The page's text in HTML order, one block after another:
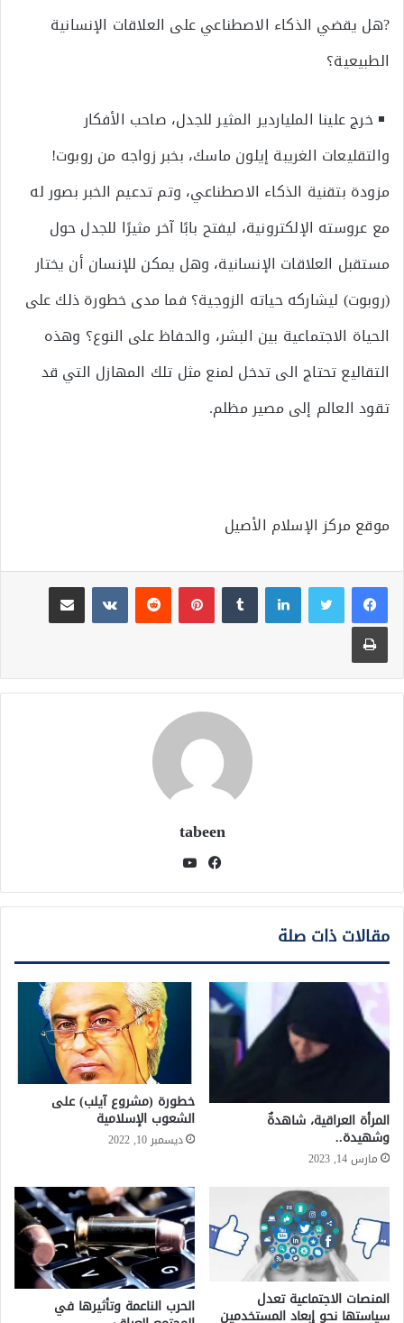
?هل يقضي الذكاء الاصطناعي على العلاقات الإنسانية
الطبيعية؟
خرج علينا الملياردير المثير للجدل، صاحب الأفكار
والتقليعات الغريبة إيلون ماسك، بخبر زواجه من روبوت!
مزودة بتقنية الذكاء الاصطناعي، وتم تدعيم الخبر بصور له
مع عروسته الإلكترونية، ليفتح بابًا آخر مثيرًا للجدل حول
مستقبل العلاقات الإنسانية، وهل يمكن للإنسان أن يختار
(روبوت) ليشاركه حياته الزوجية؟ فما مدى خطورة ذلك على
الحياة الاجتماعية بين البشر، والحفاظ على النوع؟ وهذه
التقاليع تحتاج الى تدخل لمنع مثل تلك المهازل التي قد
تقود العالم إلى مصير مظلم.
موقع مركز الإسلام الأصيل
لينكدإن بينتيريست
مشاركة عبر البريد
طباعة
tabeen
فيسبوك
مقالات ذات صلة
المرأة العراقية، شاهدةٌ
وشهيدة..
مارس 14, 2023
خطورة (مشروع آيلب) على
الشعوب الإسلامية
ديسمبر 10, 2022
المنصات الاجتماعية تعدل
سياستها نحو إبعاد المستخدمين الحرب الناعمة وتأثيرها في